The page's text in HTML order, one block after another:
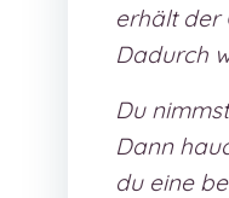
erhält der
Dadurch
Du
Dann
du eine